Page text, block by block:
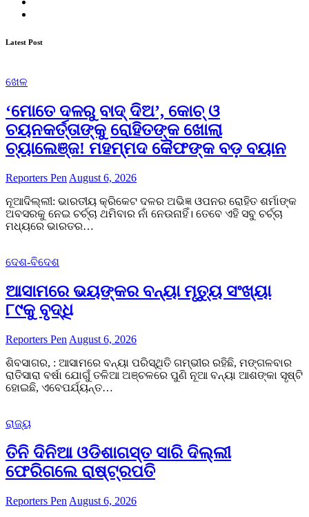
Latest Post
ଖେଳ
‘ମୋତେ ଦଳରୁ ବାଦ୍ ଦିଅ’, କୋଚ୍ ଓ
ଚୟନକର୍ତ୍ତାଙ୍କୁ ରୋହିତଙ୍କ ଖୋଲା
ଚ୍ୟାଲେଞ୍ଜ! ମହମ୍ମଦ କୈଫଙ୍କ ବଡ଼ ବୟାନ
Reporters Pen August 6, 2026
ନୂଆଦିଲ୍ଲୀ: ଭାରତୀୟ କ୍ରିକେଟ ଦଳର ଅଭିଜ୍ଞ ଓପନର ରୋହିତ ଶର୍ମାଙ୍କ
ଅବସରକୁ ନେଇ ଚର୍ଚ୍ଚା ଥମିବାର ନାଁ ନେଉନାହିଁ। ତେବେ ଏହି ସବୁ ଚର୍ଚ୍ଚା
ମଧ୍ୟରେ ଭାରତର…
ଦେଶ-ବିଦେଶ
ଆସାମରେ ଭୟଙ୍କର ବନ୍ୟା ମୃତ୍ୟୁ ସଂଖ୍ୟା
୮୯କୁ ବୃଦ୍ଧି
Reporters Pen August 6, 2026
ଶିବସାଗର, : ଆସାମରେ ବନ୍ୟା ପରିସ୍ଥିତି ଗମ୍ଭୀର ରହିଛି, ମଙ୍ଗଳବାର
ରାତିସାରା ବର୍ଷା ଯୋଗୁଁ ତଳିଆ ଅଞ୍ଚଳରେ ପୁଣି ନୂଆ ବନ୍ୟା ଆଶଙ୍କା ସୃଷ୍ଟି
ହୋଇଛି, ଏବେପର୍ଯ୍ୟନ୍ତ…
ରାଜ୍ୟ
ତିନି ଦିନିଆ ଓଡିଶାଗସ୍ତ ସାରି ଦିଲ୍ଲୀ
ଫେରିଗଲେ ରାଷ୍ଟ୍ରପତି
Reporters Pen August 6, 2026